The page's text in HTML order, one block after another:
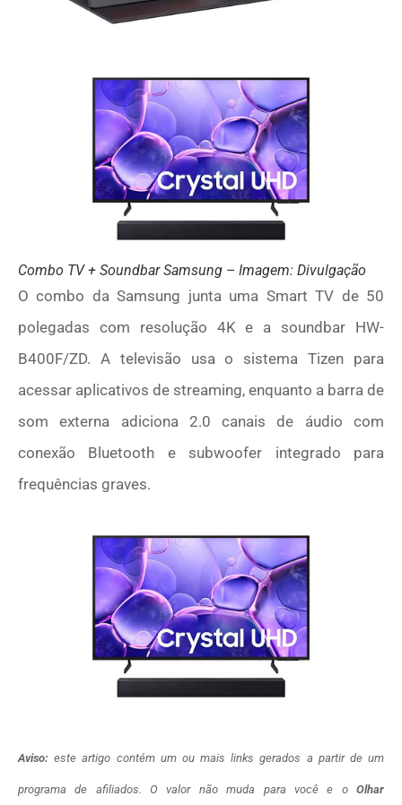
Combo TV + Soundbar Samsung – Imagem: Divulgação
O combo da Samsung junta uma Smart TV de 50
polegadas com resolução 4K e a soundbar HW-
B400F/ZD. A televisão usa o sistema Tizen para
acessar aplicativos de streaming, enquanto a barra de
som externa adiciona 2.0 canais de áudio com
conexão Bluetooth e subwoofer integrado para
frequências graves.
Aviso: este artigo contém um ou mais links gerados a partir de um
programa de afiliados. O valor não muda para você e o Olhar